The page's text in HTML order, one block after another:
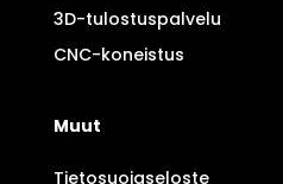
3D-tulostuspalvelu
CNC-koneistus
Muut
Tietosuojaseloste